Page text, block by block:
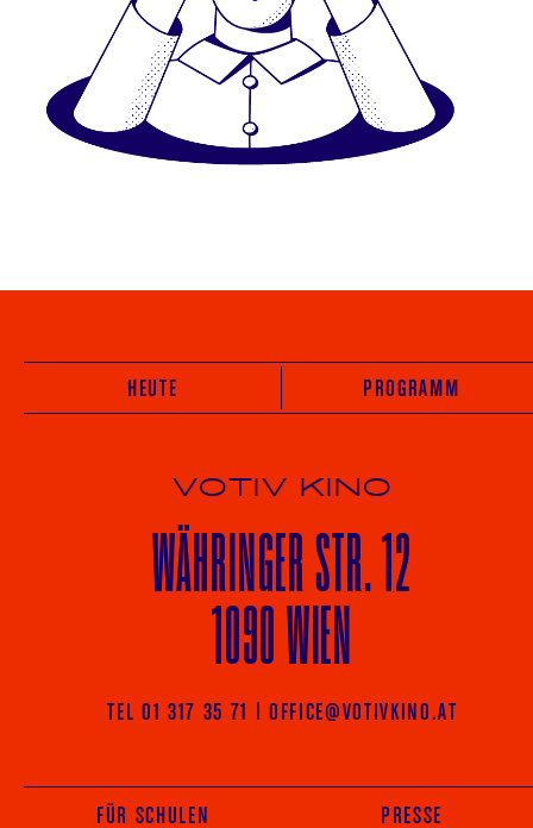
HEUTE PROGRAMM
VOTIV KINO
WÄHRINGERSTR. 12
1090 WIEN
TEL 01 317 35 71 | OFFICE@VOTIVKINO.AT
FÜR SCHULEN PRESSE